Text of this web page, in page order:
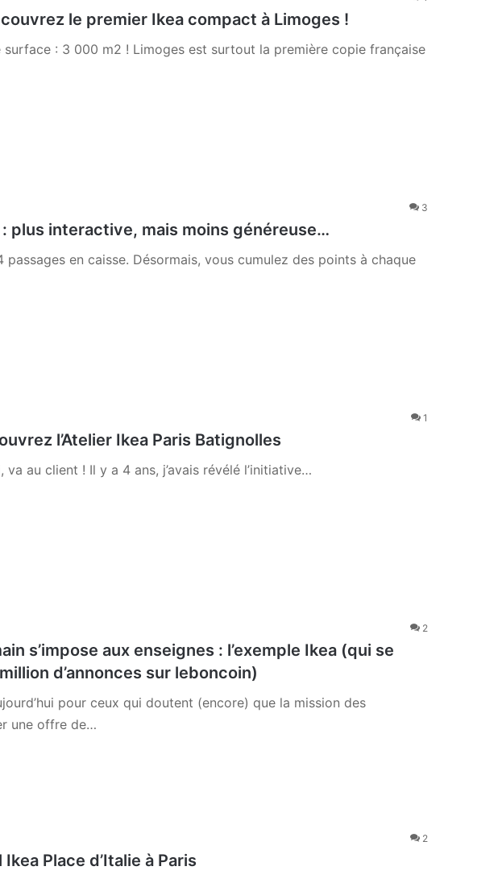
le premier Ikea compact à Limoges !
surface : 3 000 m2 ! Limoges est surtout la première copie française
3
plus interactive, mais moins généreuse…
passages en caisse. Désormais, vous cumulez des points à chaque
1
l’Atelier Ikea Paris Batignolles
au client ! Il y a 4 ans, j’avais révélé l’initiative…
2
s’impose aux enseignes : l’exemple Ikea (qui se
d’annonces sur leboncoin)
pour ceux qui doutent (encore) que la mission des
une offre de…
2
Place d’Italie à Paris